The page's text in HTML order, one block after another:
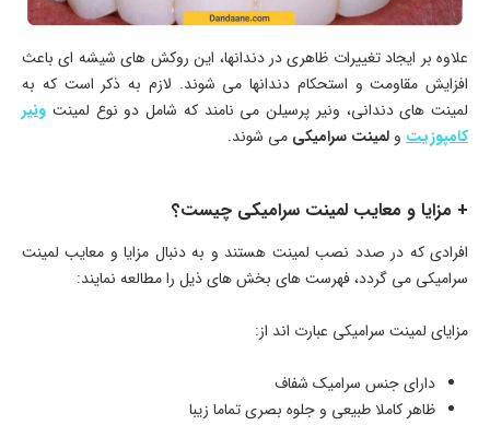
علاوه بر ایجاد تغییرات ظاهری در دندانها، این روکش های شیشه ای باعث
افزایش مقاومت و استحکام دندانها می شوند. لازم به ذکر است که به
لمینت های دندانی، ونیر پرسیلن می نامند که شامل دو نوع لمینت ونیر
کامپوزیت و لمینت سرامیکی می شوند.
+ مزایا و معایب لمینت سرامیکی چیست؟
افرادی که در صدد نصب لمینت هستند و به دنبال مزایا و معایب لمینت
سرامیکی می گردد، فهرست های بخش های ذیل را مطالعه نمایند:
مزایای لمینت سرامیکی عبارت اند از:
دارای جنس سرامیک شفاف
ظاهر کاملا طبیعی و جلوه بصری تماما زیبا